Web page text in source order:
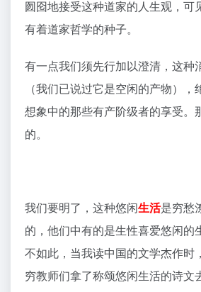
囫囵地接受这种道家的人生观，可
有着道家哲学的种子。
有一点我们须先行加以澄清，这种
（我们已说过它是空闲的产物）
想象中的那些有产阶级者的享受。
的。
我们要明了，这种悠闲生活是穷愁
的，他们中有的是生性喜爱悠闲的
不如此，当我读中国的文学杰作时
穷教师们拿了称颂悠闲生活的诗文